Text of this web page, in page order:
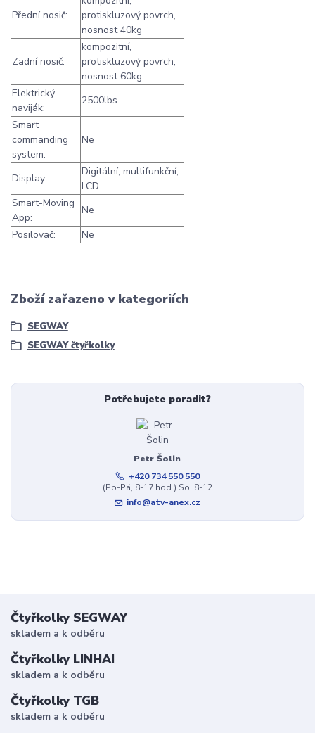
Přední nosič:
protiskluzový povrch,
nosnost 40kg
Zadní nosič:
kompozitní,
protiskluzový povrch,
nosnost 60kg
Elektrický
naviják:
2500lbs
Smart
commanding
system:
Ne
Display:
Digitální, multifunkční,
LCD
Smart-Moving
App:
Ne
Posilovač:
Ne
Zboží zařazeno v kategoriích
SEGWAY
SEGWAY čtyřkolky
Potřebujete poradit?
Petr Šolin
+420 734 550 550
(Po-Pá, 8-17 hod.) So, 8-12
info@atv-anex.cz
Čtyřkolky SEGWAY
skladem a k odběru
Čtyřkolky LINHAI
skladem a k odběru
Čtyřkolky TGB
skladem a k odběru